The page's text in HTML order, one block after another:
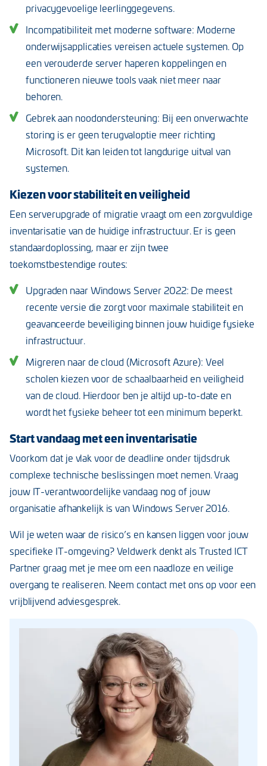
privacygevoelige leerlinggegevens.
Incompatibiliteit met moderne software: Moderne
onderwijsapplicaties vereisen actuele systemen. Op
een verouderde server haperen koppelingen en
functioneren nieuwe tools vaak niet meer naar
behoren.
Gebrek aan noodondersteuning: Bij een onverwachte
storing is er geen terugvaloptie meer richting
Microsoft. Dit kan leiden tot langdurige uitval van
systemen.
Kiezen voor stabiliteit en veiligheid
Een serverupgrade of migratie vraagt om een zorgvuldige
inventarisatie van de huidige infrastructuur. Er is geen
standaardoplossing, maar er zijn twee
toekomstbestendige routes:
Upgraden naar Windows Server 2022: De meest
recente versie die zorgt voor maximale stabiliteit en
geavanceerde beveiliging binnen jouw huidige fysieke
infrastructuur.
Migreren naar de cloud (Microsoft Azure): Veel
scholen kiezen voor de schaalbaarheid en veiligheid
van de cloud. Hierdoor ben je altijd up-to-date en
wordt het fysieke beheer tot een minimum beperkt.
Start vandaag met een inventarisatie
Voorkom dat je vlak voor de deadline onder tijdsdruk
complexe technische beslissingen moet nemen. Vraag
jouw IT-verantwoordelijke vandaag nog of jouw
organisatie afhankelijk is van Windows Server 2016.
Wil je weten waar de risico’s en kansen liggen voor jouw
specifieke IT-omgeving? Veldwerk denkt als Trusted ICT
Partner graag met je mee om een naadloze en veilige
overgang te realiseren. Neem contact met ons op voor een
vrijblijvend adviesgesprek.